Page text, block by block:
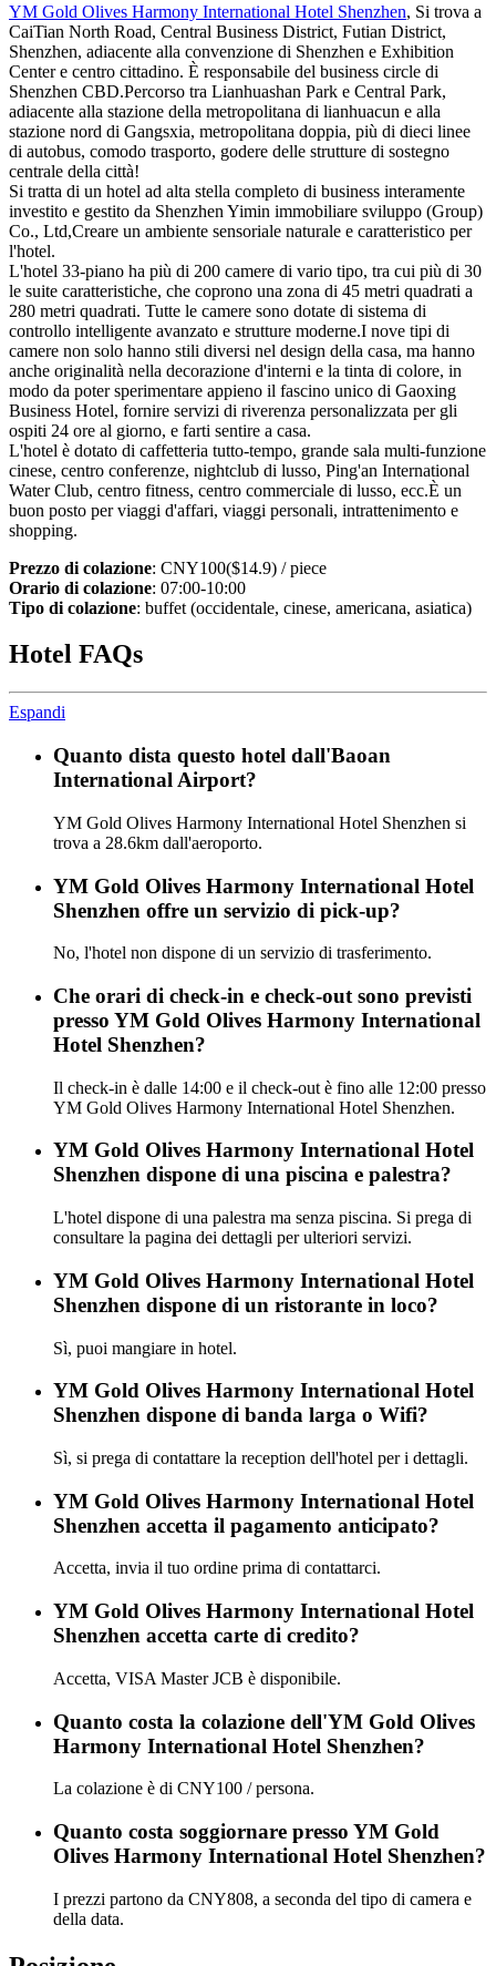
YM Gold Olives Harmony International Hotel Shenzhen, Si trova a
CaiTian North Road, Central Business District, Futian District,
Shenzhen, adiacente alla convenzione di Shenzhen e Exhibition
Center e centro cittadino. È responsabile del business circle di
Shenzhen CBD.Percorso tra Lianhuashan Park e Central Park,
adiacente alla stazione della metropolitana di lianhuacun e alla
stazione nord di Gangsxia, metropolitana doppia, più di dieci linee
di autobus, comodo trasporto, godere delle strutture di sostegno
centrale della città!
Si tratta di un hotel ad alta stella completo di business interamente
investito e gestito da Shenzhen Yimin immobiliare sviluppo (Group)
Co., Ltd,Creare un ambiente sensoriale naturale e caratteristico per
l'hotel.
L'hotel 33-piano ha più di 200 camere di vario tipo, tra cui più di 30
le suite caratteristiche, che coprono una zona di 45 metri quadrati a
280 metri quadrati. Tutte le camere sono dotate di sistema di
controllo intelligente avanzato e strutture moderne.I nove tipi di
camere non solo hanno stili diversi nel design della casa, ma hanno
anche originalità nella decorazione d'interni e la tinta di colore, in
modo da poter sperimentare appieno il fascino unico di Gaoxing
Business Hotel, fornire servizi di riverenza personalizzata per gli
ospiti 24 ore al giorno, e farti sentire a casa.
L'hotel è dotato di caffetteria tutto-tempo, grande sala multi-funzione
cinese, centro conferenze, nightclub di lusso, Ping'an International
Water Club, centro fitness, centro commerciale di lusso, ecc.È un
buon posto per viaggi d'affari, viaggi personali, intrattenimento e
shopping.
Prezzo di colazione: CNY100($14.9) / piece
Orario di colazione: 07:00-10:00
Tipo di colazione: buffet (occidentale, cinese, americana, asiatica)
Hotel FAQs
Espandi
Quanto dista questo hotel dall'Baoan
International Airport?
YM Gold Olives Harmony International Hotel Shenzhen si
trova a 28.6km dall'aeroporto.
YM Gold Olives Harmony International Hotel
Shenzhen offre un servizio di pick-up?
No, l'hotel non dispone di un servizio di trasferimento.
Che orari di check-in e check-out sono previsti
presso YM Gold Olives Harmony International
Hotel Shenzhen?
Il check-in è dalle 14:00 e il check-out è fino alle 12:00 presso
YM Gold Olives Harmony International Hotel Shenzhen.
YM Gold Olives Harmony International Hotel
Shenzhen dispone di una piscina e palestra?
L'hotel dispone di una palestra ma senza piscina. Si prega di
consultare la pagina dei dettagli per ulteriori servizi.
YM Gold Olives Harmony International Hotel
Shenzhen dispone di un ristorante in loco?
Sì, puoi mangiare in hotel.
YM Gold Olives Harmony International Hotel
Shenzhen dispone di banda larga o Wifi?
Sì, si prega di contattare la reception dell'hotel per i dettagli.
YM Gold Olives Harmony International Hotel
Shenzhen accetta il pagamento anticipato?
Accetta, invia il tuo ordine prima di contattarci.
YM Gold Olives Harmony International Hotel
Shenzhen accetta carte di credito?
Accetta, VISA Master JCB è disponibile.
Quanto costa la colazione dell'YM Gold Olives
Harmony International Hotel Shenzhen?
La colazione è di CNY100 / persona.
Quanto costa soggiornare presso YM Gold
Olives Harmony International Hotel Shenzhen?
I prezzi partono da CNY808, a seconda del tipo di camera e
della data.